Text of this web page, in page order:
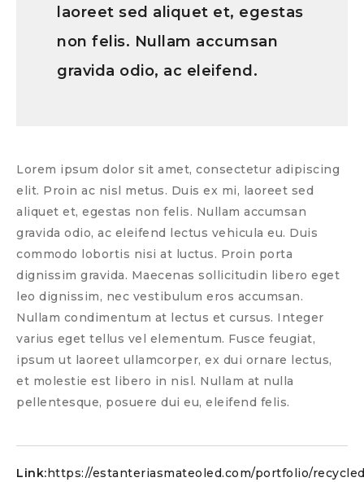
laoreet sed aliquet et, egestas
non felis. Nullam accumsan
gravida odio, ac eleifend.
Lorem ipsum dolor sit amet, consectetur adipiscing
elit. Proin ac nisl metus. Duis ex mi, laoreet sed
aliquet et, egestas non felis. Nullam accumsan
gravida odio, ac eleifend lectus vehicula eu. Duis
commodo lobortis nisi at luctus. Proin porta
dignissim gravida. Maecenas sollicitudin libero eget
leo dignissim, nec vestibulum eros accumsan.
Nullam condimentum at lectus et cursus. Integer
varius eget tellus vel elementum. Fusce feugiat,
ipsum ut laoreet ullamcorper, ex dui ornare lectus,
et molestie est libero in nisl. Nullam at nulla
pellentesque, posuere dui eu, eleifend felis.
Link:https://estanteriasmateoled.com/portfolio/